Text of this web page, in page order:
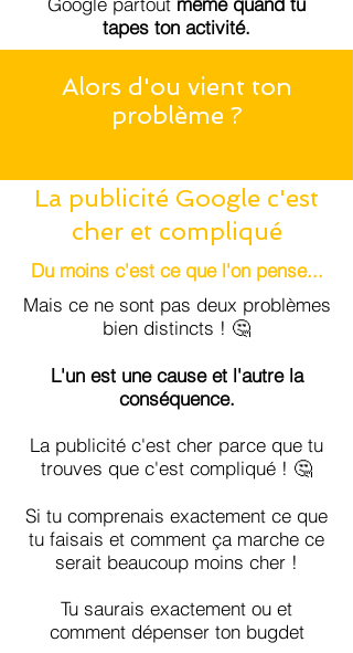
tapes ton activité.
Alors d'ou vient ton
problème ?
La publicité Google c'est
cher et compliqué
Du moins c'est ce que l'on pense...
Mais ce ne sont pas deux problèmes
bien distincts ! 🤔
L'un est une cause et l'autre la
conséquence.
La publicité c'est cher parce que tu
trouves que c'est compliqué ! 🤔
Si tu comprenais exactement ce que
tu faisais et comment ça marche ce
serait beaucoup moins cher !
Tu saurais exactement ou et
comment dépenser ton bugdet